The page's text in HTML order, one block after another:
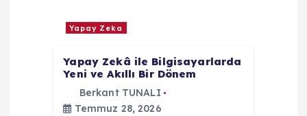
Yapay Zeka
Yapay Zekâ ile Bilgisayarlarda
Yeni ve Akıllı Bir Dönem
Berkant TUNALI
Temmuz 28, 2026